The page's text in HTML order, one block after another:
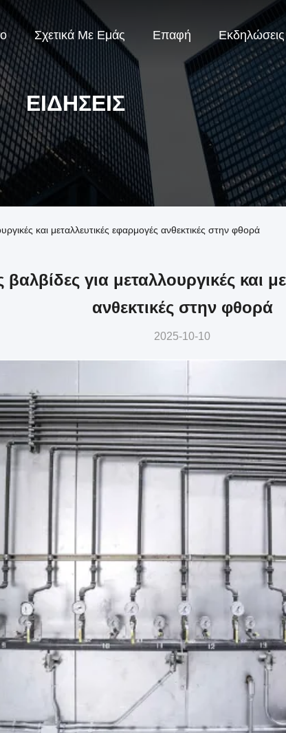
Σχετικά Με Εμάς Επαφή Εκδηλώσεις
ΕΙΔΉΣΕΙΣ
και μεταλλευτικές εφαρμογές ανθεκτικές στην φθορά
βαλβίδες για μεταλλουργικές και
ανθεκτικές στην φθορά
2025-10-10